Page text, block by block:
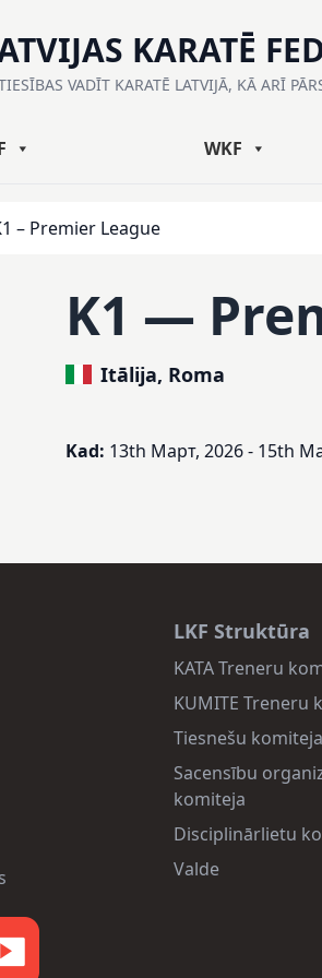
KARATĒ
VADĪT KARATĒ LATVIJĀ, KĀ ARĪ
WKF
– Premier League
K1 —
Itālija, Roma
Kad: 13th Март, 2026 - 15th
LKF Struktūra
KATA Treneru
KUMITE Treneru
Tiesnešu komiteja
Sacensību
komiteja
Disciplinārlietu
Valde